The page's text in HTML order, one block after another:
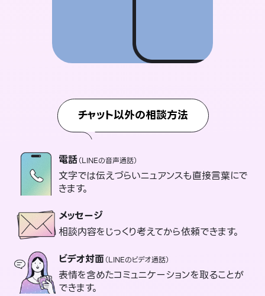
チャット以外の相談方法
電話（LINEの音声通話）
文字では伝えづらいニュアンスも直接言葉にで
きます。
メッセージ
相談内容をじっくり考えてから依頼できます。
ビデオ対面（LINEのビデオ通話）
表情を含めたコミュニケーションを取ることが
できます。